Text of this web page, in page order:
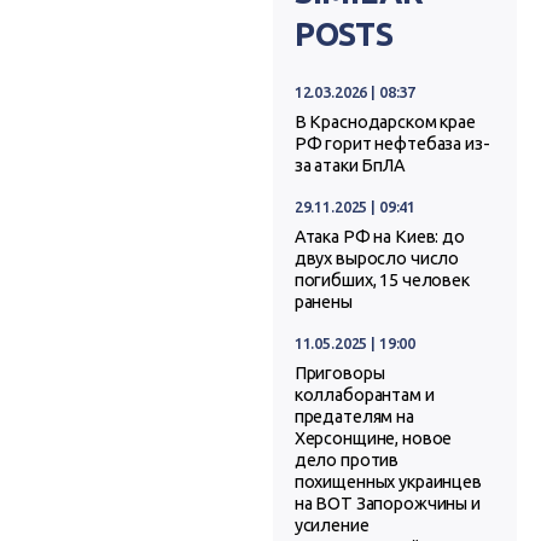
POSTS
12.03.2026 | 08:37
В Краснодарском крае
РФ горит нефтебаза из-
за атаки БпЛА
29.11.2025 | 09:41
Атака РФ на Киев: до
двух выросло число
погибших, 15 человек
ранены
11.05.2025 | 19:00
Приговоры
коллаборантам и
предателям на
Херсонщине, новое
дело против
похищенных украинцев
на ВОТ Запорожчины и
усиление